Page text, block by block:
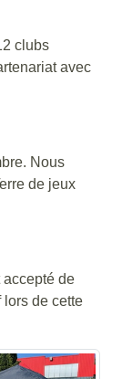
clubs
avec
Nous
de jeux
de
lors de cette